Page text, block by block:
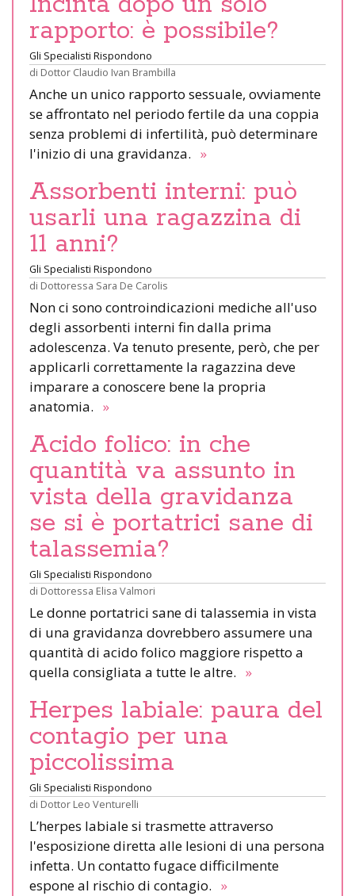
rapporto: è possibile?
Gli Specialisti Rispondono
di Dottor Claudio Ivan Brambilla
Anche un unico rapporto sessuale, ovviamente
se affrontato nel periodo fertile da una coppia
senza problemi di infertilità, può determinare
l'inizio di una gravidanza. »
Assorbenti interni: può
usarli una ragazzina di
11 anni?
Gli Specialisti Rispondono
di Dottoressa Sara De Carolis
Non ci sono controindicazioni mediche all'uso
degli assorbenti interni fin dalla prima
adolescenza. Va tenuto presente, però, che per
applicarli correttamente la ragazzina deve
imparare a conoscere bene la propria
anatomia. »
Acido folico: in che
quantità va assunto in
vista della gravidanza
se si è portatrici sane di
talassemia?
Gli Specialisti Rispondono
di Dottoressa Elisa Valmori
Le donne portatrici sane di talassemia in vista
di una gravidanza dovrebbero assumere una
quantità di acido folico maggiore rispetto a
quella consigliata a tutte le altre. »
Herpes labiale: paura del
contagio per una
piccolissima
Gli Specialisti Rispondono
di Dottor Leo Venturelli
L’herpes labiale si trasmette attraverso
l'esposizione diretta alle lesioni di una persona
infetta. Un contatto fugace difficilmente
espone al rischio di contagio. »